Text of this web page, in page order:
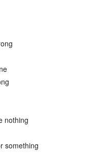
nothing
something